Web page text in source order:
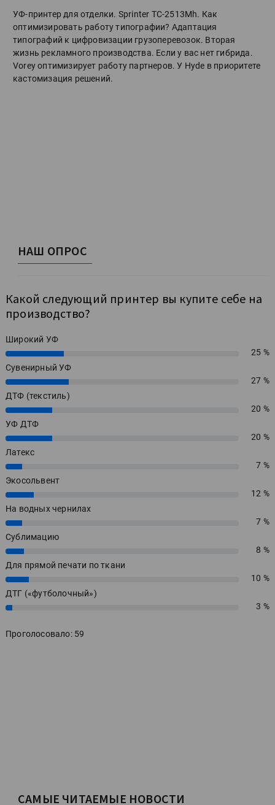
УФ-принтер для отделки. Sprinter ТС-2513Mh. Как
оптимизировать работу типографии? Адаптация
типографий к цифровизации грузоперевозок. Вторая
жизнь рекламного производства. Если у вас нет гибрида.
Vorey оптимизирует работу партнеров. У Hyde в приоритете
кастомизация решений.
НАШ ОПРОС
Какой следующий принтер вы купите себе на
производство?
Широкий УФ
25%
25 %
Сувенирный УФ
27%
27 %
ДТФ (текстиль)
20%
20 %
УФ ДТФ
20%
20 %
Латекс
7%
7 %
Экосольвент
12%
12 %
На водных чернилах
7%
7 %
Сублимацию
8%
8 %
Для прямой печати по ткани
10%
10 %
ДТГ («футболочный»)
3% 3 %
Проголосовало: 59
САМЫЕ ЧИТАЕМЫЕ НОВОСТИ